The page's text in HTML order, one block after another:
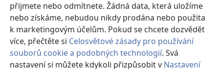
přijmete nebo odmítnete. Žádná data, která uložíme
nebo získáme, nebudou nikdy prodána nebo použita
k marketingovým účelům. Pokud se chcete dozvědět
více, přečtěte si Celosvětové zásady pro používání
souborů cookie a podobných technologií. Svá
nastavení si můžete kdykoli přizpůsobit v Nastavení
Watchtower Library
Copyright© 2026 Watch Tower Bible and Tract Society of Pennsylvania.